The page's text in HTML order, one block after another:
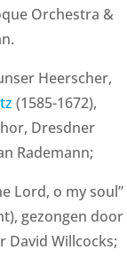
Orchestra &
Heerscher,
(1585-1672),
Dresdner
Rademann;
Lord, o my soul”
gezongen door
David Willcocks;